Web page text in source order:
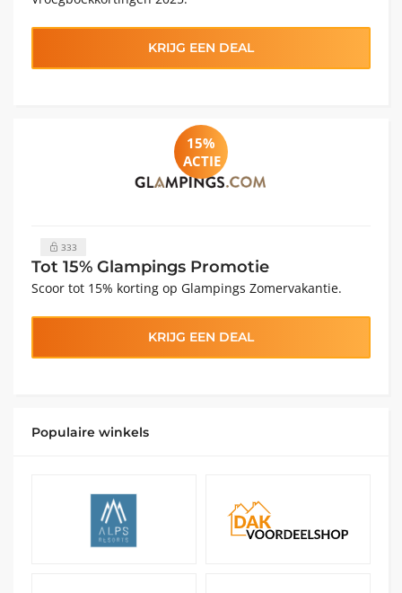
KRIJG EEN DEAL
15%
ACTIE
333
Tot 15% Glampings Promotie
Scoor tot 15% korting op Glampings Zomervakantie.
KRIJG EEN DEAL
Populaire winkels